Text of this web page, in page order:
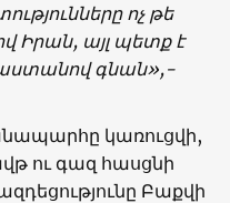
ոչ թե
Իրան, այլ պետք է
գնան»,-
կառուցվի,
ու գազ հասցնի
Բաքվի